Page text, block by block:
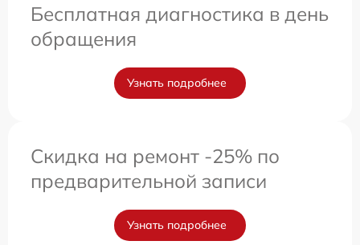
Бесплатная диагностика в день
обращения
Узнать подробнее
Скидка на ремонт -25% по
предварительной записи
Узнать подробнее